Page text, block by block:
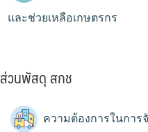
และช่วยเหลือเกษตรกร
ส่วนพัสดุ สกช
ความต้องการในการ